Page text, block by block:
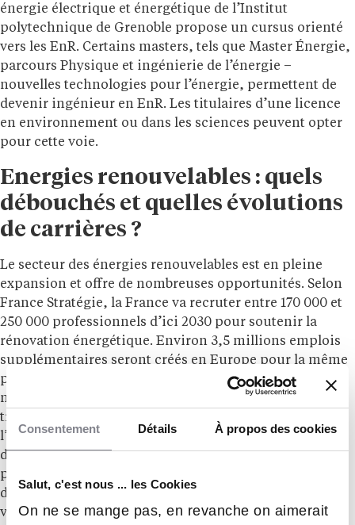
Consentement Détails À propos des cookies
Salut, c'est nous ... les Cookies
On ne se mange pas, en revanche on aimerait
énergie électrique et énergétique de l’Institut
polytechnique de Grenoble propose un cursus orienté
vers les EnR. Certains masters, tels que Master Énergie,
parcours Physique et ingénierie de l’énergie –
nouvelles technologies pour l’énergie, permettent de
devenir ingénieur en EnR. Les titulaires d’une licence
en environnement ou dans les sciences peuvent opter
pour cette voie.
Energies renouvelables : quels
débouchés et quelles évolutions
de carrières ?
Le secteur des énergies renouvelables est en pleine
expansion et offre de nombreuses opportunités. Selon
France Stratégie, la France va recruter entre 170 000 et
250 000 professionnels d’ici 2030 pour soutenir la
rénovation énergétique. Environ 3,5 millions emplois
supplémentaires seront créés en Europe pour la même
période. Les offres d’emploi et les débouchés ne
manquent pas, en particulier dans un contexte de
transition écologique soutenu par l’État à travers
l’accélération de stratégies. Avec les années
d’expérience, un ingénieur en énergies renouvelables
peut devenir directeur d’une équipe ou d’un bureau
d’études. Il peut également se tourner exclusivement
vers la R&D en occupant le poste de directeur. De plus,